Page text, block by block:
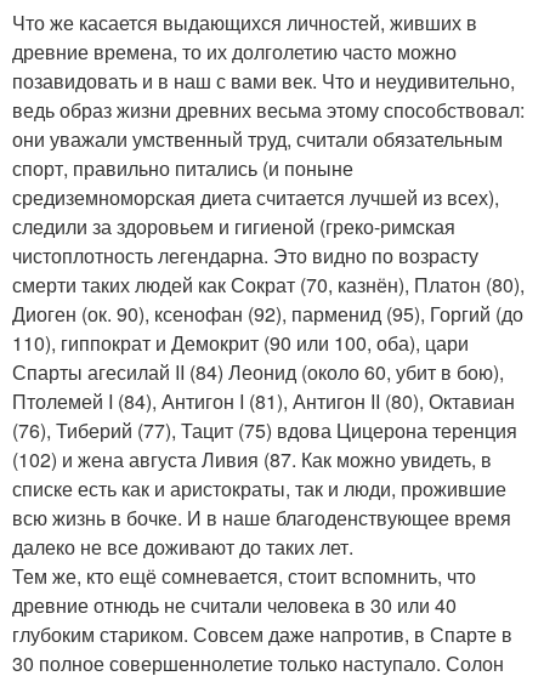
Что же касается выдающихся личностей, живших в
древние времена, то их долголетию часто можно
позавидовать и в наш с вами век. Что и неудивительно,
ведь образ жизни древних весьма этому способствовал:
они уважали умственный труд, считали обязательным
спорт, правильно питались (и поныне
средиземноморская диета считается лучшей из всех),
следили за здоровьем и гигиеной (греко-римская
чистоплотность легендарна. Это видно по возрасту
смерти таких людей как Сократ (70, казнён), Платон (80),
Диоген (ок. 90), ксенофан (92), парменид (95), Горгий (до
110), гиппократ и Демокрит (90 или 100, оба), цари
Спарты агесилай II (84) Леонид (около 60, убит в бою),
Птолемей I (84), Антигон I (81), Антигон II (80), Октавиан
(76), Тиберий (77), Тацит (75) вдова Цицерона теренция
(102) и жена августа Ливия (87. Как можно увидеть, в
списке есть как и аристократы, так и люди, прожившие
всю жизнь в бочке. И в наше благоденствующее время
далеко не все доживают до таких лет.
Тем же, кто ещё сомневается, стоит вспомнить, что
древние отнюдь не считали человека в 30 или 40
глубоким стариком. Совсем даже напротив, в Спарте в
30 полное совершеннолетие только наступало. Солон